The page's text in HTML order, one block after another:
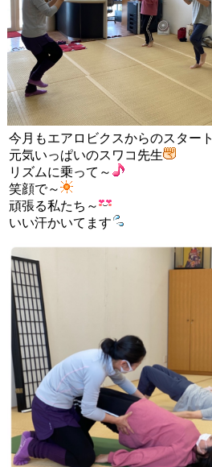
今月もエアロビクスからのスタート
元気いっぱいのスワコ先生
リズムに乗って～
笑顔で～
頑張る私たち～
いい汗かいてます